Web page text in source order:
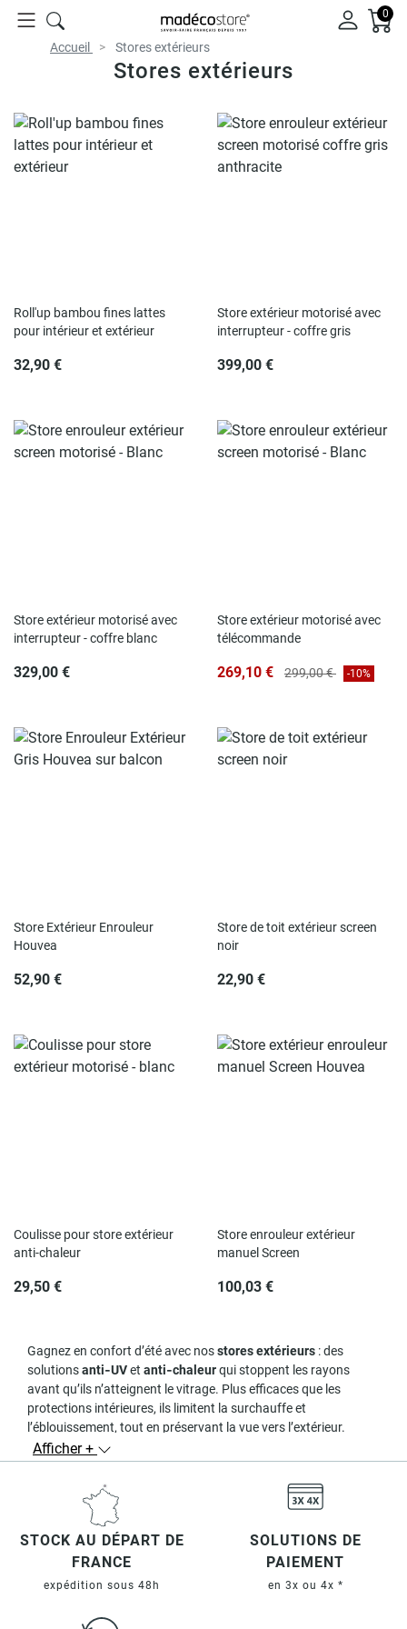
0
Accueil Stores extérieurs
Stores extérieurs
Roll'up bambou fines lattes
pour intérieur et extérieur
32,90 €
Store extérieur motorisé avec
interrupteur - coffre gris
399,00 €
Store extérieur motorisé avec
interrupteur - coffre blanc
329,00 €
Store extérieur motorisé avec
télécommande
269,10 € 299,00 € -10%
Store Extérieur Enrouleur
Houvea
52,90 €
Store de toit extérieur screen
noir
22,90 €
Coulisse pour store extérieur
anti-chaleur
29,50 €
Store enrouleur extérieur
manuel Screen
100,03 €
Gagnez en confort d’été avec nosstores extérieurs : des
solutionsanti‑UVet anti‑chaleurqui stoppent les rayons
avant qu’ils n’atteignent le vitrage. Plus efficaces que les
protections intérieures, ils limitent la surchauffe et
l’éblouissement, tout en préservant la vue vers l’extérieur.
Pourquoi choisir un store
extérieur ?
Barrière thermique
chaleur & UV sans plonger la pièce dans l’obscurité.
Confort visuel: choisissez le facteur d’ouverture1 % (contrôle
Intimité & anti‑éblouissement
fenêtres, baies,
Afficher +
STOCK AU DÉPART DE
FRANCE
expédition sous 48h
SOLUTIONS DE
PAIEMENT
en 3x ou 4x *